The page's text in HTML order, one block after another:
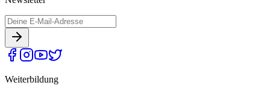
Weiterbildung